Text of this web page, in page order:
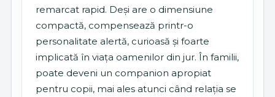
remarcat rapid. Deși are o dimensiune
compactă, compensează printr-o
personalitate alertă, curioasă și foarte
implicată în viața oamenilor din jur. În familii,
poate deveni un companion apropiat
pentru copii, mai ales atunci când relația se